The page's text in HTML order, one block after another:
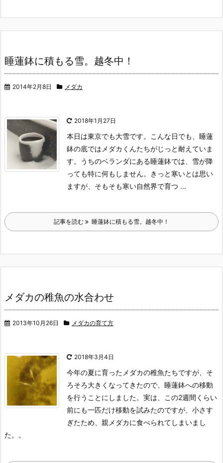
睡蓮鉢に積もる雪。越冬中！
2014年2月8日 メダカ
2018年1月27日
本日は東京でも大雪です。
こんな日でも、睡蓮
鉢の底ではメダカくんたちがじっと耐えていま
す。
うちのベランダにある睡蓮鉢では、雪が降
っても特に何もしません。
きっと寒いとは思い
ますが、そもそも寒い自然界で育つ ...
記事を読む 睡蓮鉢に積もる雪。越冬中！
メダカの稚魚の水合わせ
2013年10月26日 メダカの育て方
2018年3月4日
今年の夏に育ったメダカの稚魚たちですが、そ
ろそろ大きくなってきたので、睡蓮鉢への移動
を行うことにしました。 実は、この2週間くらい
前にも一匹だけ移動を試みたのですが、小さす
ぎたため、親メダカに食べられてしまいまし
た。。